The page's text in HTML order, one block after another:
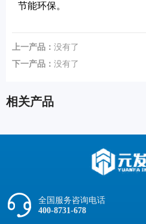
节能环保。
上一产品： 没有了
下一产品： 没有了
相关产品
全国服务咨询电话
400-8731-678